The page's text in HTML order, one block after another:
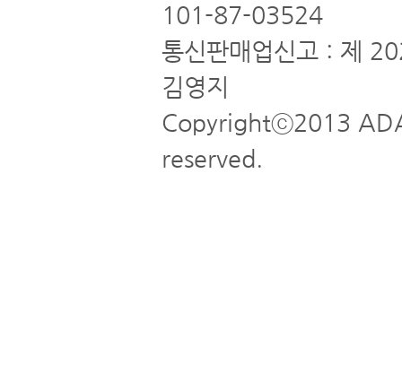
101-87-03524
통신판매업신고 : 제
김영지
Copyrightⓒ2013
reserved.